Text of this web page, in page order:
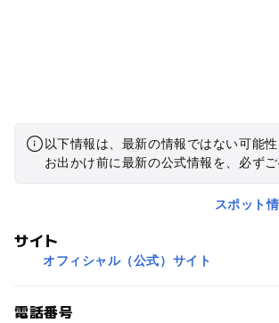
以下情報は、最新の情報ではない可能性
お出かけ前に最新の公式情報を、必ずご
スポット
サイト
オフィシャル（公式）サイト
電話番号